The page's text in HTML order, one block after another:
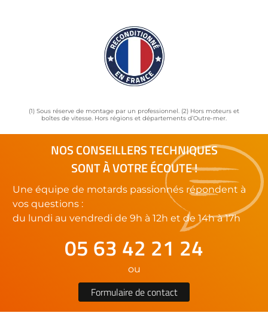
(1) Sous réserve de montage par un professionnel. (2) Hors moteurs et
boîtes de vitesse. Hors régions et départements d’Outre-mer.
NOS CONSEILLERS TECHNIQUES
SONT À VOTRE ÉCOUTE !
Une équipe de motards passionnés répondent à
vos questions :
du lundi au vendredi de 9h à 12h et de 14h à 17h
05 63 42 21 24
ou
Formulaire de contact